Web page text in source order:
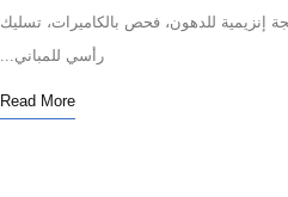
للدهون، فحص بالكاميرات، تسليك
رأسي للمباني...
Read More